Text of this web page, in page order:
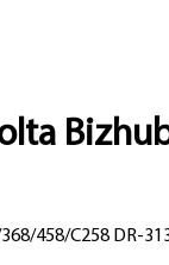
458/C258 DR-